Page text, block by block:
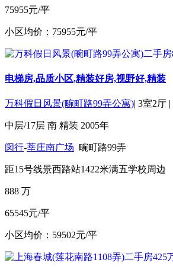
75955元/平
小区均价：75955元/平
电梯房,品质小区,精装好房,视野好,精装
万科假日风景(畹町路99弄公寓)| 3室2厅 |
中层/17层 南 精装 2005年
闵行-莘庄南广场 畹町路99弄
距15号线景西路站1422米满五学校周边
888 万
65545元/平
小区均价：59502元/平